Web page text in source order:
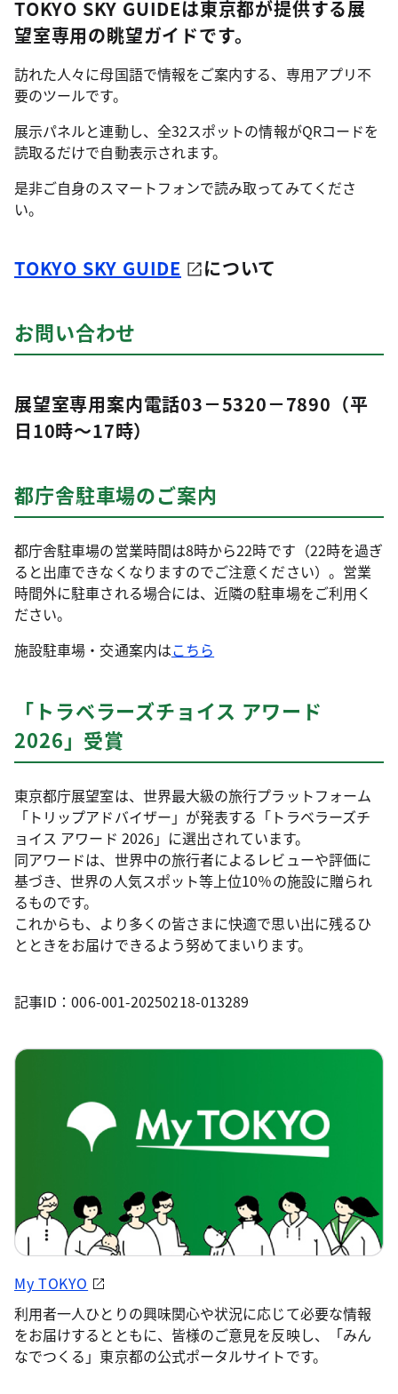
TOKYO SKY GUIDEは東京都が提供する展
望室専用の眺望ガイドです。
訪れた人々に母国語で情報をご案内する、専用アプリ不
要のツールです。
展示パネルと連動し、全32スポットの情報がQRコードを
読取るだけで自動表示されます。
是非ご自身のスマートフォンで読み取ってみてくださ
い。
TOKYO SKY GUIDE について
お問い合わせ
展望室専用案内電話03－5320－7890（平
日10時～17時）
都庁舎駐車場のご案内
都庁舎駐車場の営業時間は8時から22時です（22時を過ぎ
ると出庫できなくなりますのでご注意ください）。営業
時間外に駐車される場合には、近隣の駐車場をご利用く
ださい。
施設駐車場・交通案内はこちら
「トラベラーズチョイス アワード
2026」受賞
東京都庁展望室は、世界最大級の旅行プラットフォーム
「トリップアドバイザー」が発表する「トラベラーズチ
ョイス アワード 2026」に選出されています。
同アワードは、世界中の旅行者によるレビューや評価に
基づき、世界の人気スポット等上位10％の施設に贈られ
るものです。
これからも、より多くの皆さまに快適で思い出に残るひ
とときをお届けできるよう努めてまいります。
記事ID：006-001-20250218-013289
My TOKYO
利用者一人ひとりの興味関心や状況に応じて必要な情報
をお届けするとともに、皆様のご意見を反映し、「みん
なでつくる」東京都の公式ポータルサイトです。